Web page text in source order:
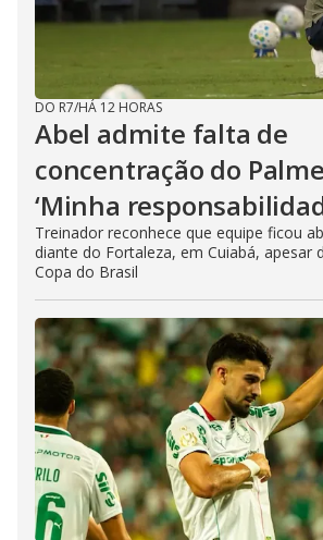
DO R7/HÁ 12 HORAS
Abel admite falta de
concentração do
‘Minha
Treinador reconhece que equipe ficou
diante do Fortaleza, em Cuiabá, apesar
Copa do Brasil